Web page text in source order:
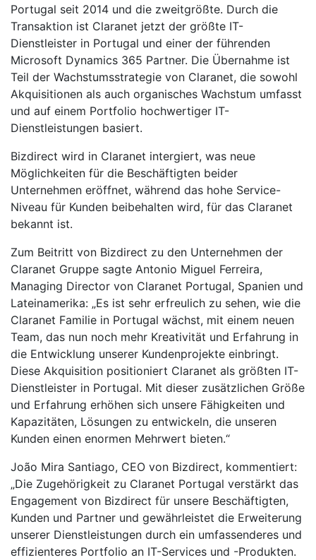
Portugal seit 2014 und die zweitgrößte. Durch die
Transaktion ist Claranet jetzt der größte IT-
Dienstleister in Portugal und einer der führenden
Microsoft Dynamics 365 Partner. Die Übernahme ist
Teil der Wachstumsstrategie von Claranet, die sowohl
Akquisitionen als auch organisches Wachstum umfasst
und auf einem Portfolio hochwertiger IT-
Dienstleistungen basiert.
Bizdirect wird in Claranet intergiert, was neue
Möglichkeiten für die Beschäftigten beider
Unternehmen eröffnet, während das hohe Service-
Niveau für Kunden beibehalten wird, für das Claranet
bekannt ist.
Zum Beitritt von Bizdirect zu den Unternehmen der
Claranet Gruppe sagte Antonio Miguel Ferreira,
Managing Director von Claranet Portugal, Spanien und
Lateinamerika: „Es ist sehr erfreulich zu sehen, wie die
Claranet Familie in Portugal wächst, mit einem neuen
Team, das nun noch mehr Kreativität und Erfahrung in
die Entwicklung unserer Kundenprojekte einbringt.
Diese Akquisition positioniert Claranet als größten IT-
Dienstleister in Portugal. Mit dieser zusätzlichen Größe
und Erfahrung erhöhen sich unsere Fähigkeiten und
Kapazitäten, Lösungen zu entwickeln, die unseren
Kunden einen enormen Mehrwert bieten.“
João Mira Santiago, CEO von Bizdirect, kommentiert:
„Die Zugehörigkeit zu Claranet Portugal verstärkt das
Engagement von Bizdirect für unsere Beschäftigten,
Kunden und Partner und gewährleistet die Erweiterung
unserer Dienstleistungen durch ein umfassenderes und
effizienteres Portfolio an IT-Services und -Produkten.